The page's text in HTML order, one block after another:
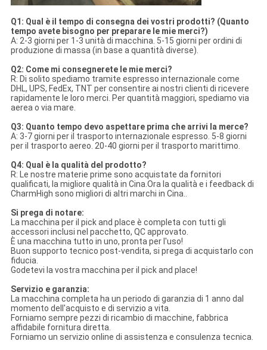
Q1: Qual è il tempo di consegna dei vostri prodotti? (Quanto
tempo avete bisogno per preparare le mie merci?)
A: 2-3 giorni per 1-3 unità di macchina. 5-15 giorni per ordini di
produzione di massa (in base a quantità diverse).
Q2: Come mi consegnerete le mie merci?
R: Di solito spediamo tramite espresso internazionale come
DHL, UPS, FedEx, TNT per consentire ai nostri clienti di ricevere
rapidamente le loro merci. Per quantità maggiori, spediamo via
aerea o via mare.
Q3: Quanto tempo devo aspettare prima che arrivi la merce?
A: 3-7 giorni per il trasporto internazionale espresso. 5-8 giorni
per il trasporto aereo. 20-40 giorni per il trasporto marittimo.
Q4: Qual è la qualità del prodotto?
R: Le nostre materie prime sono acquistate da fornitori
qualificati, la migliore qualità in Cina.Ora la qualità e i feedback di
CharmHigh sono migliori di altri marchi in Cina..
Si prega di notare:
La macchina per il pick and place è completa con tutti gli
accessori inclusi nel pacchetto, QC approvato.
È una macchina tutto in uno, pronta per l'uso!
Buon supporto tecnico post-vendita, si prega di acquistarlo con
fiducia.
Godetevi la vostra macchina per il pick and place!
Servizio e garanzia:
La macchina completa ha un periodo di garanzia di 1 anno dal
momento dell'acquisto e di servizio a vita.
Forniamo sempre pezzi di ricambio di macchine, fabbrica
affidabile fornitura diretta.
Forniamo un servizio online di assistenza e consulenza tecnica.